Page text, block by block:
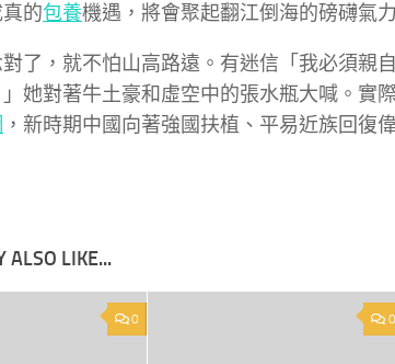
的包養機遇，將會聚起翻江倒海的磅礴氣
了，就不怕山高路遠。有迷信「我必須親
她對著牛土豪和虛空中的張水瓶大喊。實
，新時期中國向著強國扶植、平易近族回復
ALSO LIKE...
0 0